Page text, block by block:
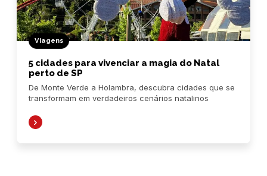
Viagens
5 cidades para vivenciar a magia do Natal
perto de SP
De Monte Verde a Holambra, descubra cidades que se
transformam em verdadeiros cenários natalinos